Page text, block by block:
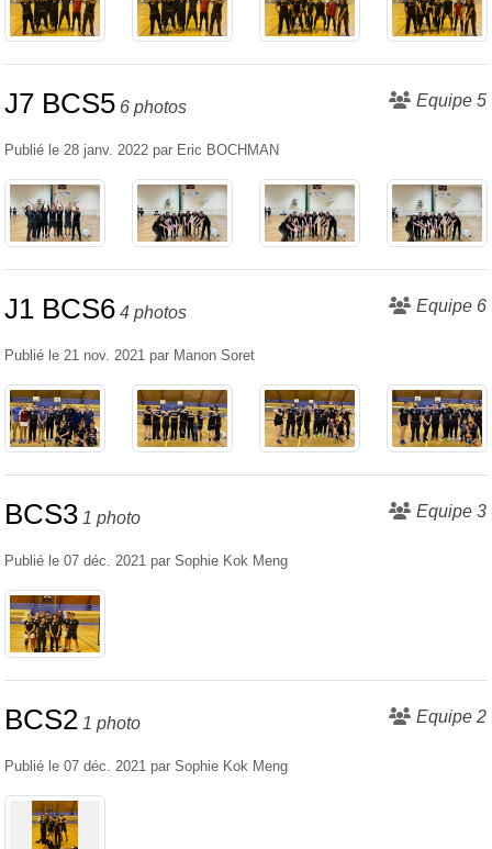
J7 BCS5 6 photos Equipe 5
Publié le 28 janv. 2022 par Eric BOCHMAN
J1 BCS6 4 photos Equipe 6
Publié le 21 nov. 2021 par Manon Soret
BCS3 1 photo Equipe 3
Publié le 07 déc. 2021 par Sophie Kok Meng
BCS2 1 photo Equipe 2
Publié le 07 déc. 2021 par Sophie Kok Meng